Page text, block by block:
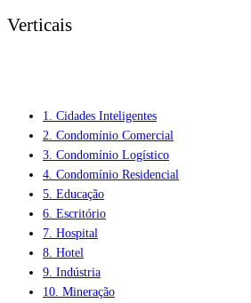
Verticais
1. Cidades Inteligentes
2. Condomínio Comercial
3. Condomínio Logístico
4. Condomínio Residencial
5. Educação
6. Escritório
7. Hospital
8. Hotel
9. Indústria
10. Mineração